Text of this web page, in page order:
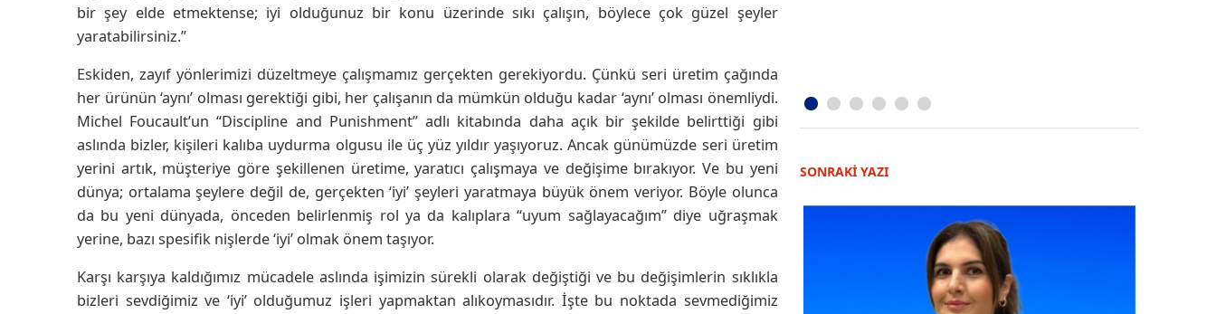
bir şey elde etmektense; iyi olduğunuz bir konu üzerinde sıkı çalışın, böylece çok güzel şeyler
yaratabilirsiniz.”
Eskiden, zayıf yönlerimizi düzeltmeye çalışmamız gerçekten gerekiyordu. Çünkü seri üretim çağında
her ürünün ‘aynı’ olması gerektiği gibi, her çalışanın da mümkün olduğu kadar ‘aynı’ olması önemliydi.
Michel Foucault’un “Discipline and Punishment” adlı kitabında daha açık bir şekilde belirttiği gibi
aslında bizler, kişileri kalıba uydurma olgusu ile üç yüz yıldır yaşıyoruz. Ancak günümüzde seri üretim
yerini artık, müşteriye göre şekillenen üretime, yaratıcı çalışmaya ve değişime bırakıyor. Ve bu yeni
dünya; ortalama şeylere değil de, gerçekten ‘iyi’ şeyleri yaratmaya büyük önem veriyor. Böyle olunca
da bu yeni dünyada, önceden belirlenmiş rol ya da kalıplara “uyum sağlayacağım” diye uğraşmak
yerine, bazı spesifik nişlerde ‘iyi’ olmak önem taşıyor.
Karşı karşıya kaldığımız mücadele aslında işimizin sürekli olarak değiştiği ve bu değişimlerin sıklıkla
bizleri sevdiğimiz ve ‘iyi’ olduğumuz işleri yapmaktan alıkoymasıdır. İşte bu noktada sevmediğimiz
SONRAKİ YAZI